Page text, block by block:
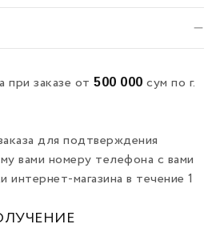
при заказе от 500 000 сум по г.
для подтверждения
вами номеру телефона с вами
интернет-магазина в течение 1